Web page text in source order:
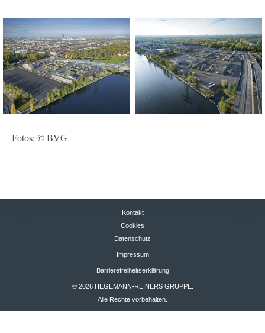
Fotos: © BVG
Kontakt
Cookies
Datenschutz
Impressum
Barrierefreiheitserklärung
© 2026 HEGEMANN-REINERS GRUPPE.
Alle Rechte vorbehalten.